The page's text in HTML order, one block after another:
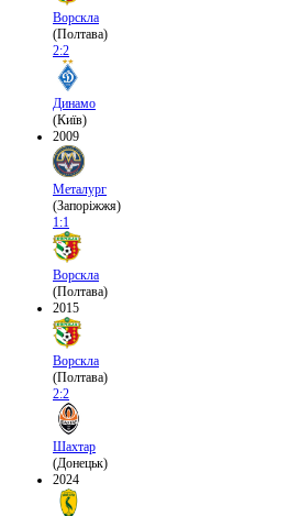
Ворскла
(Полтава)
2:2
Динамо
(Київ)
2009
Металург
(Запоріжжя)
1:1
Ворскла
(Полтава)
2015
Ворскла
(Полтава)
2:2
Шахтар
(Донецьк)
2024